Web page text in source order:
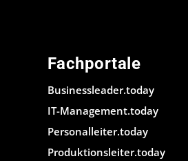
Fachportale
Businessleader.today
IT-Management.today
Personalleiter.today
Produktionsleiter.today